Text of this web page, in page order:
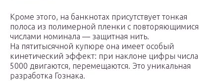
Кроме этого, на банкнотах присутствует тонкая
полоса из полимерной пленки с повторяющимися
числами номинала — защитная нить.
На пятитысячной купюре она имеет особый
кинетический эффект: при наклоне цифры числа
5000 двигаются, перемещаются. Это уникальная
разработка Гознака.